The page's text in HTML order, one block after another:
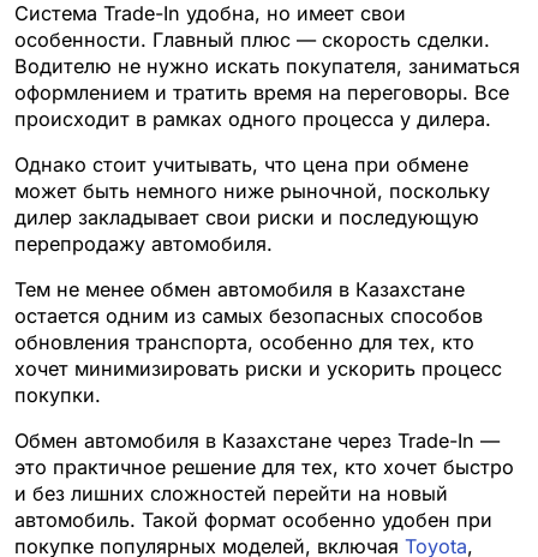
Система Trade-In удобна, но имеет свои
особенности. Главный плюс — скорость сделки.
Водителю не нужно искать покупателя, заниматься
оформлением и тратить время на переговоры. Все
происходит в рамках одного процесса у дилера.
Однако стоит учитывать, что цена при обмене
может быть немного ниже рыночной, поскольку
дилер закладывает свои риски и последующую
перепродажу автомобиля.
Тем не менее обмен автомобиля в Казахстане
остается одним из самых безопасных способов
обновления транспорта, особенно для тех, кто
хочет минимизировать риски и ускорить процесс
покупки.
Обмен автомобиля в Казахстане через Trade-In —
это практичное решение для тех, кто хочет быстро
и без лишних сложностей перейти на новый
автомобиль. Такой формат особенно удобен при
покупке популярных моделей, включая Toyota,